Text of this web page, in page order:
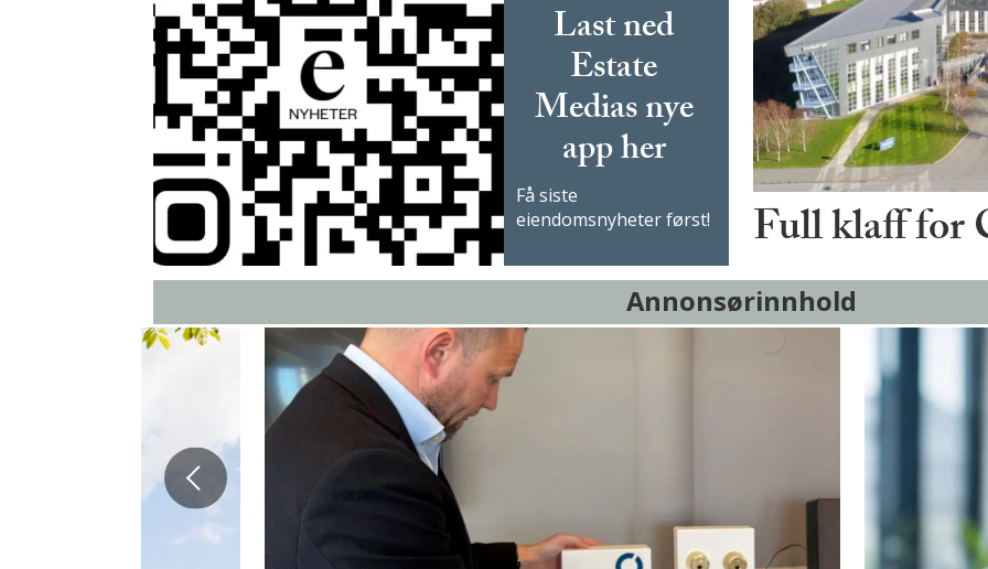
Last ned
Estate
Medias nye
app her
Få siste
eiendomsnyheter først!
Full klaff for
Annonsørinnhold